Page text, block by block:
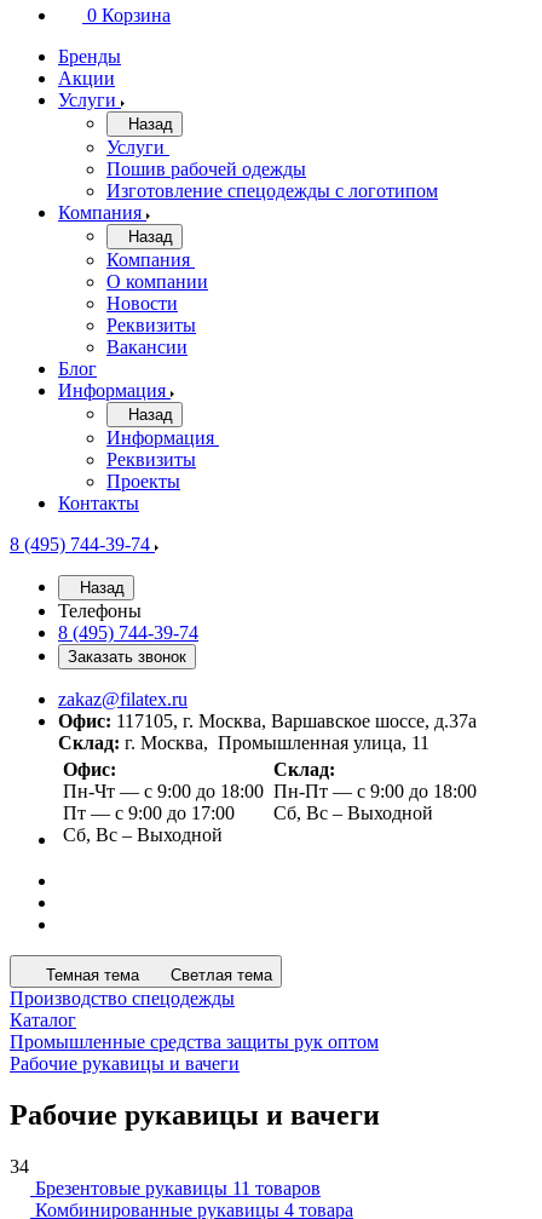
0 Корзина
Бренды
Акции
Услуги
Назад
Услуги
Пошив рабочей одежды
Изготовление спецодежды с логотипом
Компания
Назад
Компания
О компании
Новости
Реквизиты
Вакансии
Блог
Информация
Назад
Информация
Реквизиты
Проекты
Контакты
8 (495) 744-39-74
Назад
Телефоны
8 (495) 744-39-74
Заказать звонок
zakaz@filatex.ru
Офис: 117105, г. Москва, Варшавское шоссе, д.37а
Склад: г. Москва, Промышленная улица, 11
Офис:
Пн-Чт — с 9:00 до 18:00
Пт — с 9:00 до 17:00
Сб, Вс – Выходной
Склад:
Пн-Пт — с 9:00 до 18:00
Сб, Вс – Выходной
Темная тема Светлая тема
Производство спецодежды
Каталог
Промышленные средства защиты рук оптом
Рабочие рукавицы и вачеги
Рабочие рукавицы и вачеги
34
Брезентовые рукавицы 11 товаров
Комбинированные рукавицы 4 товара